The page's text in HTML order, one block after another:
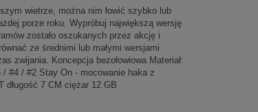
wietrze, można nim łowić szybko lub
porze roku. Wypróbuj największą wersję
zostało oszukanych przez akcję i
ze średnimi lub małymi wersjami
zwijania. Koncepcja bezołowiowa Materiał:
#4 / #2 Stay On - mocowanie haka z
długość 7 CM ciężar 12 GB